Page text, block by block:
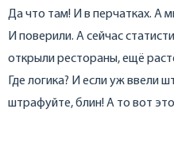
Да что там! И в перчатках. А
И поверили. А сейчас
открыли рестораны, ещё
Где логика? И если уж ввели
штрафуйте, блин! А то вот